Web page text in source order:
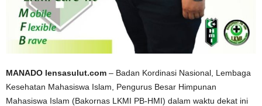
MANADO lensasulut.com – Badan Kordinasi Nasional, Lembaga
Kesehatan Mahasiswa Islam, Pengurus Besar Himpunan
Mahasiswa Islam (Bakornas LKMI PB-HMI) dalam waktu dekat ini